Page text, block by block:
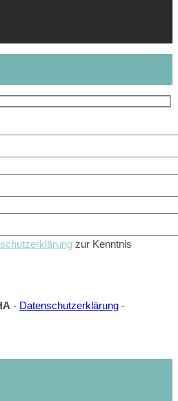
zur Kenntnis
- Datenschutzerklärung -